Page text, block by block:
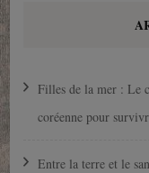
Filles de la mer : Le
coréenne pour
Entre la terre et le